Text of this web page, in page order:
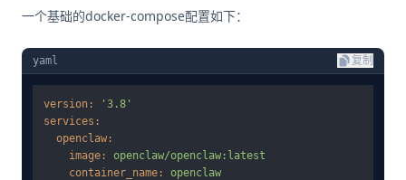
一个基础的docker-compose配置如下：
yaml 复制
version:
'3.8'
services:
openclaw:
image:
openclaw/openclaw:latest
container_name:
openclaw